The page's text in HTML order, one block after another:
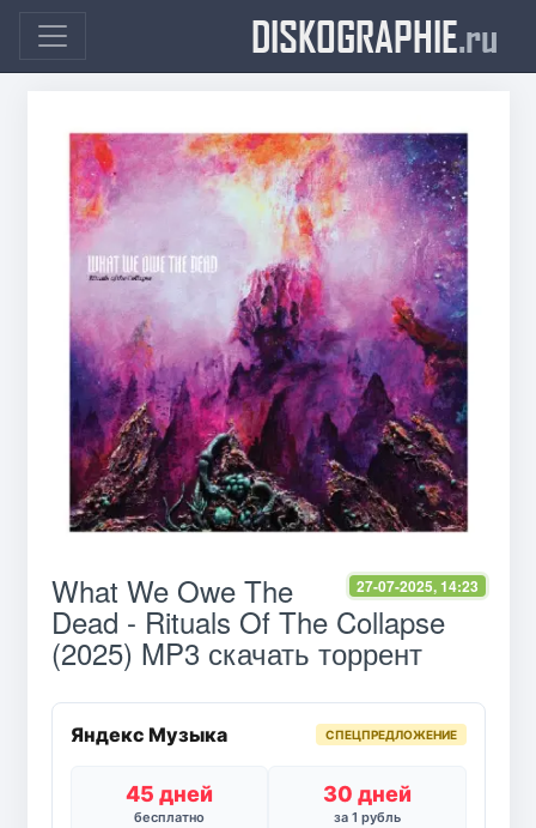
DISKOGRAPHIE.ru
27-07-2025, 14:23
What We Owe The
Dead - Rituals Of The Collapse
(2025) MP3 скачать торрент
Яндекс Музыка СПЕЦПРЕДЛОЖЕНИЕ
45 дней
бесплатно
30 дней
за 1 рубль